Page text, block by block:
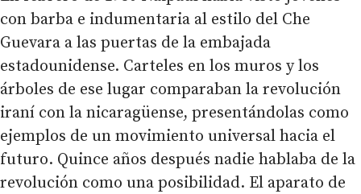
con barba e indumentaria al estilo del Che
Guevara a las puertas de la embajada
estadounidense. Carteles en los muros y los
árboles de ese lugar comparaban la revolución
iraní con la nicaragüense, presentándolas como
ejemplos de un movimiento universal hacia el
futuro. Quince años después nadie hablaba de la
revolución como una posibilidad. El aparato de